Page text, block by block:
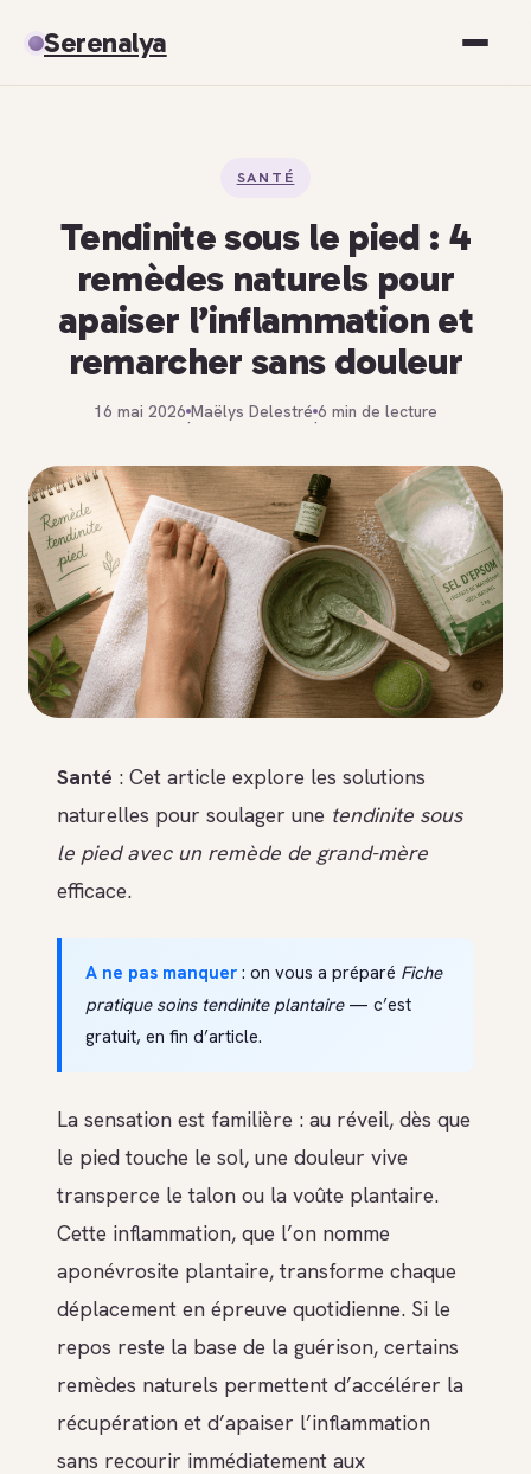
Serenalya
Spiritualité
Développement personnel
SANTÉ
Tendinite sous le pied : 4
remèdes naturels pour
apaiser l’inflammation et
remarcher sans douleur
16 mai 2026
·
Maëlys Delestré
·
6 min de lecture
Santé : Cet article explore les solutions
naturelles pour soulager une tendinite sous
le pied avec un remède de grand-mère
efficace.
A ne pas manquer : on vous a préparé Fiche
pratique soins tendinite plantaire— c’est
gratuit, en fin d’article.
La sensation est familière : au réveil, dès que
le pied touche le sol, une douleur vive
transperce le talon ou la voûte plantaire.
Cette inflammation, que l’on nomme
aponévrosite plantaire, transforme chaque
déplacement en épreuve quotidienne. Si le
repos reste la base de la guérison, certains
remèdes naturels permettent d’accélérer la
récupération et d’apaiser l’inflammation
sans recourir immédiatement aux